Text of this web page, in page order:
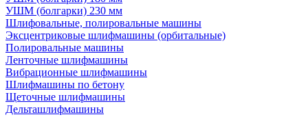
УШМ (болгарки) 230 мм
Шлифовальные, полировальные машины
Эксцентриковые шлифмашины (орбитальные)
Полировальные машины
Ленточные шлифмашины
Вибрационные шлифмашины
Шлифмашины по бетону
Щеточные шлифмашины
Дельташлифмашины